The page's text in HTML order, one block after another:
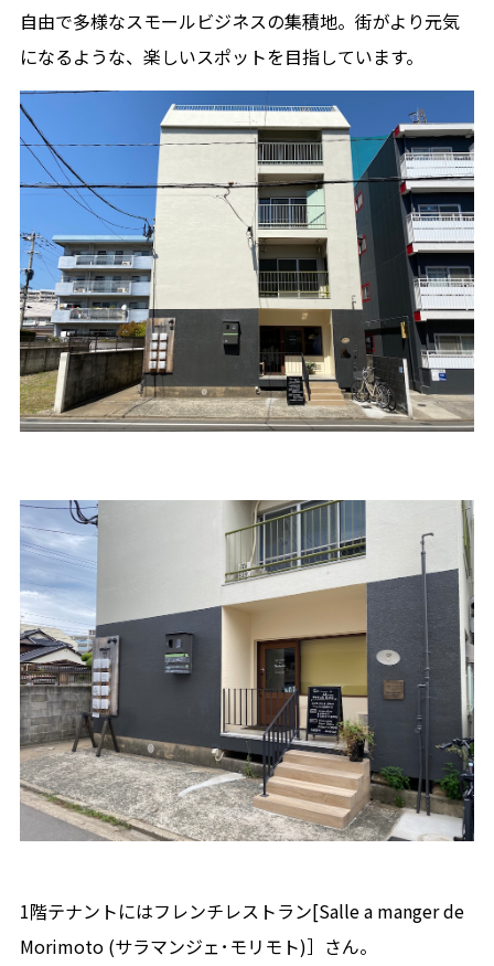
自由で多様なスモールビジネスの集積地。街がより元気
になるような、楽しいスポットを目指しています。
1階テナントにはフレンチレストラン[Salle a manger de
Morimoto(サラマンジェ･モリモト)］さん。